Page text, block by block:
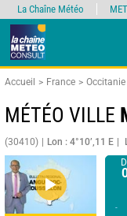
Accueil France Occitanie
MÉTÉO VILLE
(30410) Lon : 4°10’,11 E
-
La Chaîne Météo